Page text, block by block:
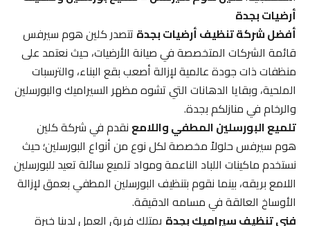
أرضيات بجدة
أفضل شركة تنظيف أرضيات بجدةتتصدر كلين هوم سيرفس
قائمة الشركات المتخصصة في صيانة الأرضيات، حيث نعتمد على
منظفات ذات جودة عالمية لإزالة أصعب بقع البناء، والترسبات
الملحية، وبقايا الدهانات التي تشوه مظهر السيراميك والبورسلين
والرخام في منازلكم بجدة.
تلميع البورسلين المطفي واللامعنقدم في شركة كلين
هوم سيرفس حلولاً مخصصة لكل نوع من أنواع البورسلين؛ حيث
نستخدم ماكينات اللباد الناعمة ومواد تلميع سائلة تعيد للبورسلين
اللامع بريقه، بينما نقوم بتنظيف البورسلين المطفي بعمق لإزالة
الأوساخ العالقة في مسامه الدقيقة.
فني تنظيف سيراميك بجدةيمتلك فريق العمل لدينا خبرة